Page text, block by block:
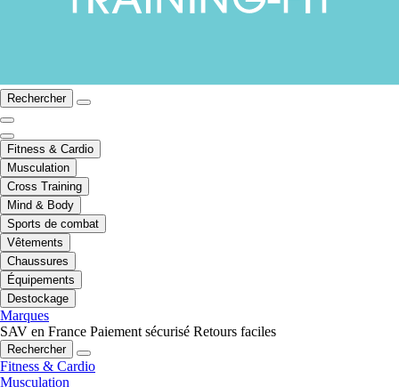
Rechercher
Fitness & Cardio
Musculation
Cross Training
Mind & Body
Sports de combat
Vêtements
Chaussures
Équipements
Destockage
Marques
SAV en France Paiement sécurisé Retours faciles
Rechercher
Fitness & Cardio
Musculation